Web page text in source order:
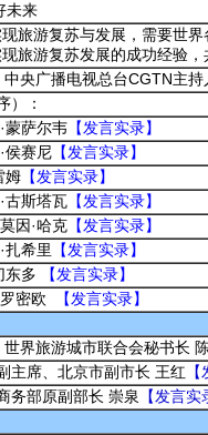
未来
游复苏与发展，需要世界
旅游复苏发展的成功经验
中央广播电视总台CGTN主持
）：
蒙萨尔韦 【发言实录】
侯赛尼 【发言实录】
姆 【发言实录】
古斯塔瓦 【发言实录】
因·哈克 【发言实录】
扎希里
【发言实录】
东多
【发言实录】
密欧
【发言实录】
世界旅游城市联合会秘书长
主席、北京市副市长 王红
务部原副部长 崇泉
【发言实